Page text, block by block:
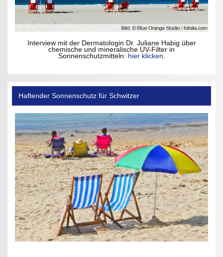
Interview mit der Dermatologin Dr. Juliane Habig über
chemische und mineralische UV-Filter in
Sonnenschutzmitteln: hier klicken
Haftender Sonnenschutz für Schwitzer